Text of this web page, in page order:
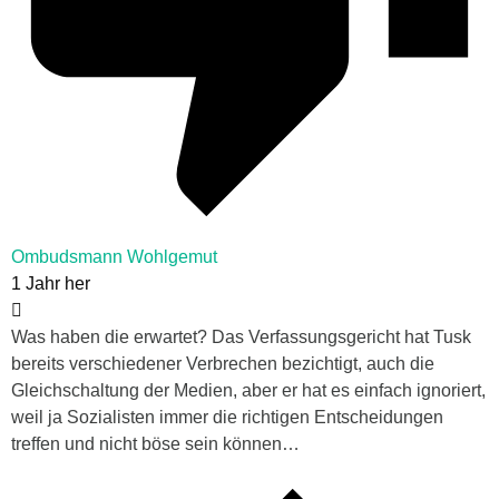
Ombudsmann Wohlgemut
1 Jahr her
Was haben die erwartet? Das Verfassungsgericht hat Tusk
bereits verschiedener Verbrechen bezichtigt, auch die
Gleichschaltung der Medien, aber er hat es einfach ignoriert,
weil ja Sozialisten immer die richtigen Entscheidungen
treffen und nicht böse sein können…